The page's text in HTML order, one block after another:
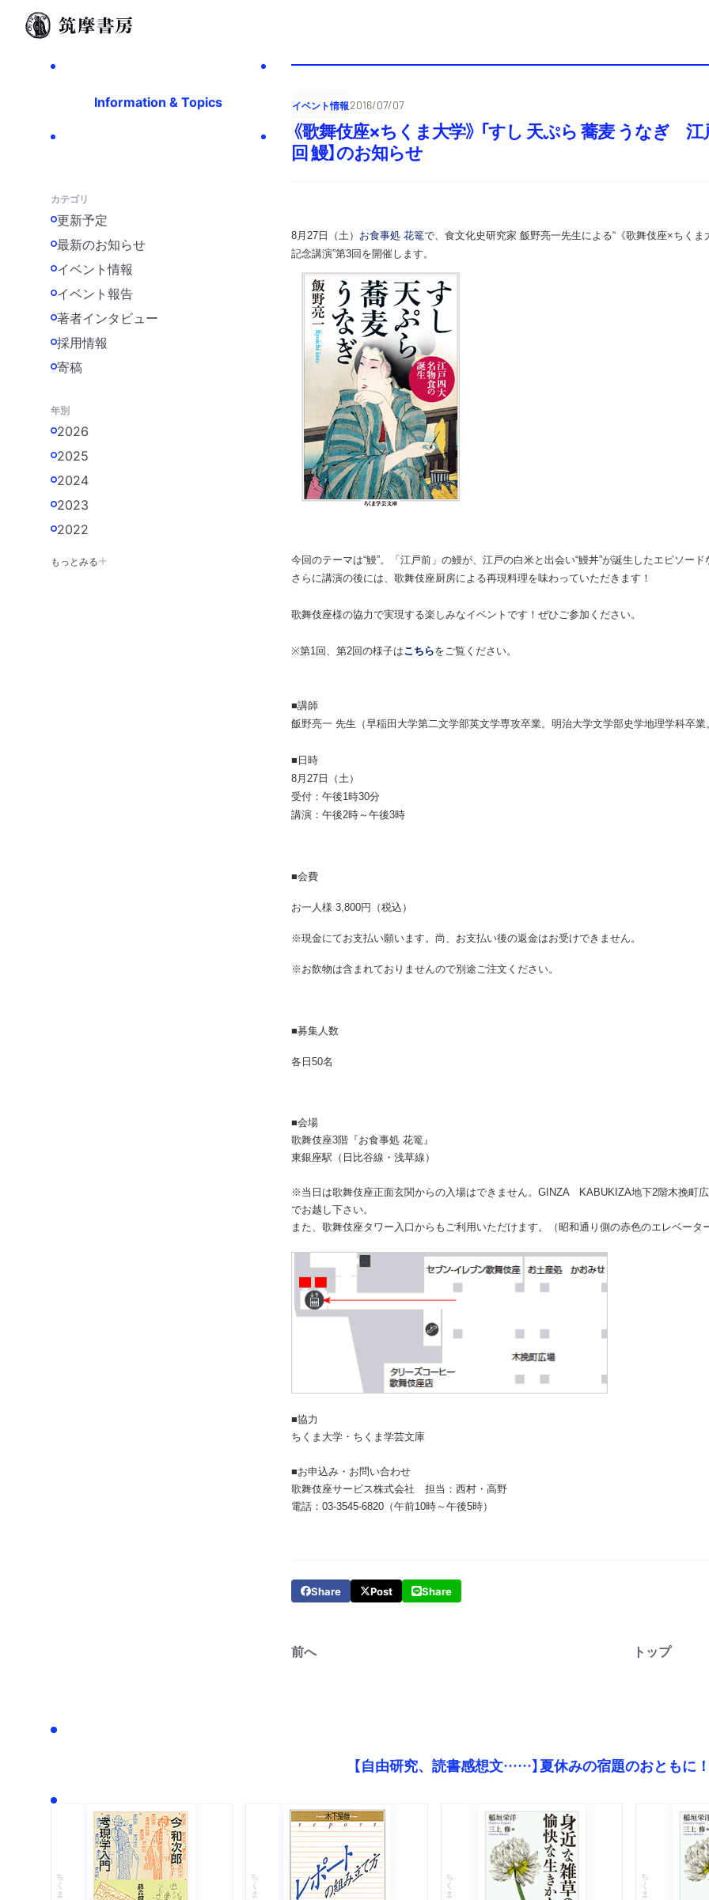
Information & Topics
カテゴリ
更新予定
最新のお知らせ
イベント情報
イベント報告
著者インタビュー
採用情報
寄稿
年別
2026
2025
2024
2023
2022
もっとみる
イベント情報2016/07/07
《歌舞伎座×ちくま大学》 「すし 天ぷら 蕎麦 うなぎ
回 鰻】のお知らせ
8月27日（土） お食事処 花篭で、食文化史研究家 飯野亮一先生による“《歌舞伎座×ちく
記念講演”第3回を開催します。
今回のテーマは“鰻”。「江戸前」の鰻が、江戸の白米と出会い“鰻丼”が誕生したエピソー
さらに講演の後には、歌舞伎座厨房による再現料理を味わっていただきます！
歌舞伎座様の協力で実現する楽しみなイベントです！ぜひご参加ください。
※第1回、第2回の様子はこちらをご覧ください。
■講師
飯野亮一 先生（早稲田大学第二文学部英文学専攻卒業。明治大学文学部史学地理学科卒
■日時
8月27日（土）
受付：午後1時30分
講演：午後2時～午後3時
■会費
お一人様 3,800円（税込）
※現金にてお支払い願います。尚、お支払い後の返金はお受けできません。
※お飲物は含まれておりませんので別途ご注文ください。
■募集人数
各日50名
■会場
歌舞伎座3階『お食事処 花篭』
東銀座駅（日比谷線・浅草線）
※当日は歌舞伎座正面玄関からの入場はできません。GINZA KABUKIZA地下2階木挽町
でお越し下さい。
また、歌舞伎座タワー入口からもご利用いただけます。（昭和通り側の赤色のエレベータ
■協力
ちくま大学・ちくま学芸文庫
■お申込み・お問い合わせ
歌舞伎座サービス株式会社 担当：西村・高野
電話：03-3545-6820（午前10時～午後5時）
Share Post Share
前へ トップ
【自由研究、読書感想文……】夏休みの宿題のおともに
ちくま文庫 ちくま学芸文庫 ちくま文庫 ちくま文庫